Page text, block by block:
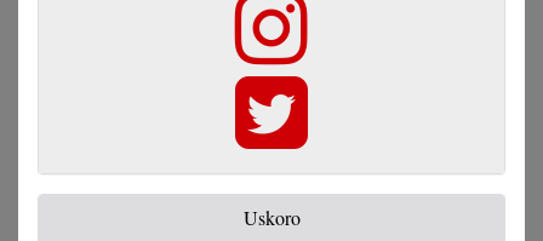
Uskoro